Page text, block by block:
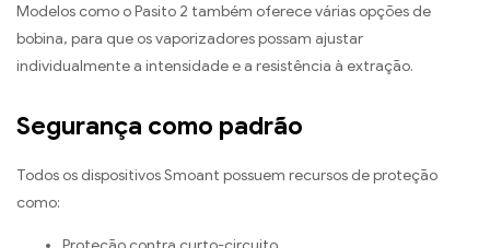
Modelos como o Pasito 2 também oferece várias opções de
bobina, para que os vaporizadores possam ajustar
individualmente a intensidade e a resistência à extração.
Segurança como padrão
Todos os dispositivos Smoant possuem recursos de proteção
como: